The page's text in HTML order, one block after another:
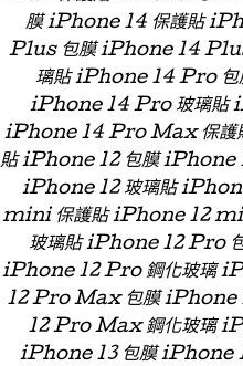
膜 iPhone 14 保護貼
Plus 包膜 iPhone 14
璃貼 iPhone 14 Pro
iPhone 14 Pro 玻璃貼
iPhone 14 Pro Max 保護
貼 iPhone 12 包膜 iPhone
iPhone 12 玻璃貼
mini 保護貼 iPhone 12
玻璃貼 iPhone 12 Pro
iPhone 12 Pro 鋼化玻璃
12 Pro Max 包膜 iPhone
12 Pro Max 鋼化玻璃
iPhone 13 包膜 iPhone